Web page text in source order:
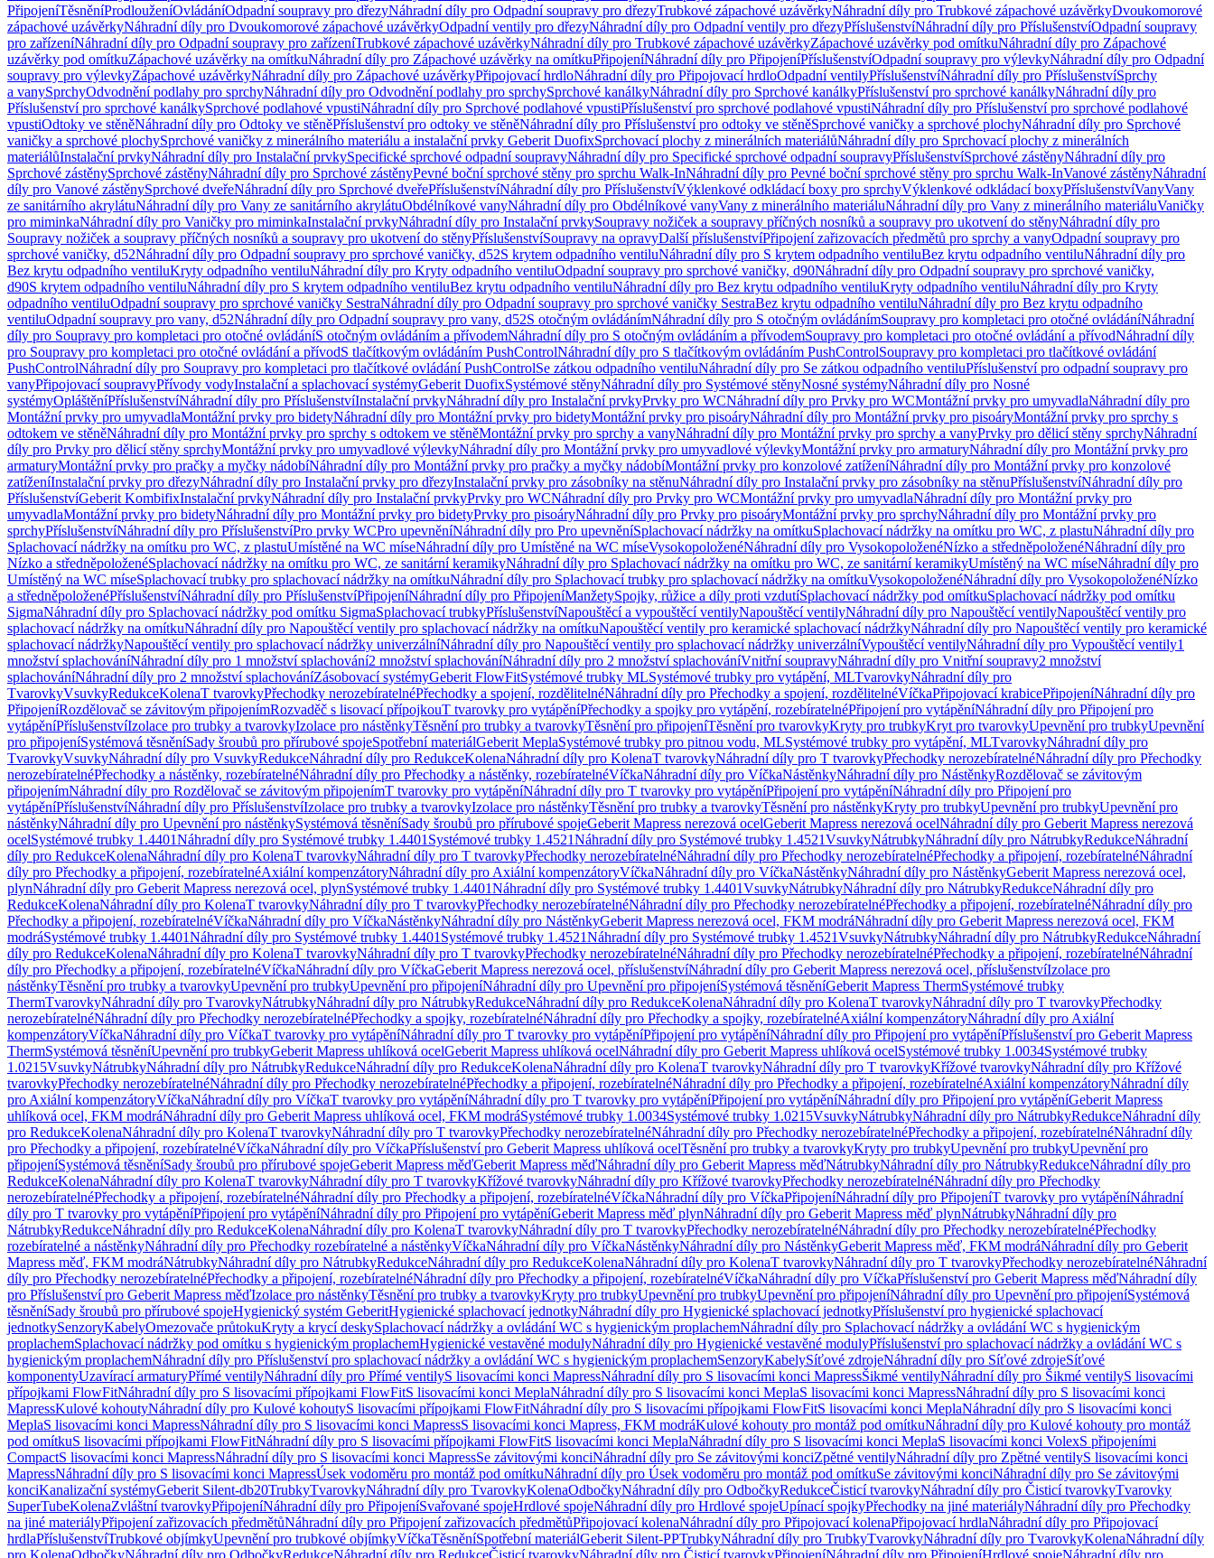
PřipojeníTěsněníProdlouženíOvládáníOdpadní soupravy pro dřezyNáhradní díly pro Odpadní soupravy pro dřezyTrubkové zápachové uzávěrkyNáhradní díly pro Trubkové zápachové uzávěrkyDvoukomorové
zápachové uzávěrkyNáhradní díly pro Dvoukomorové zápachové uzávěrkyOdpadní ventily pro dřezyNáhradní díly pro Odpadní ventily pro dřezyPříslušenstvíNáhradní díly pro PříslušenstvíOdpadní soupravy
pro zařízeníNáhradní díly pro Odpadní soupravy pro zařízeníTrubkové zápachové uzávěrkyNáhradní díly pro Trubkové zápachové uzávěrkyZápachové uzávěrky pod omítkuNáhradní díly pro Zápachové
uzávěrky pod omítkuZápachové uzávěrky na omítkuNáhradní díly pro Zápachové uzávěrky na omítkuPřipojeníNáhradní díly pro PřipojeníPříslušenstvíOdpadní soupravy pro výlevkyNáhradní díly pro Odpadní
soupravy pro výlevkyZápachové uzávěrkyNáhradní díly pro Zápachové uzávěrkyPřipojovací hrdloNáhradní díly pro Připojovací hrdloOdpadní ventilyPříslušenstvíNáhradní díly pro PříslušenstvíSprchy
a vanySprchyOdvodnění podlahy pro sprchyNáhradní díly pro Odvodnění podlahy pro sprchySprchové kanálkyNáhradní díly pro Sprchové kanálkyPříslušenství pro sprchové kanálkyNáhradní díly pro
Příslušenství pro sprchové kanálkySprchové podlahové vpustiNáhradní díly pro Sprchové podlahové vpustiPříslušenství pro sprchové podlahové vpustiNáhradní díly pro Příslušenství pro sprchové podlahové
vpustiOdtoky ve stěněNáhradní díly pro Odtoky ve stěněPříslušenství pro odtoky ve stěněNáhradní díly pro Příslušenství pro odtoky ve stěněSprchové vaničky a sprchové plochyNáhradní díly pro Sprchové
vaničky a sprchové plochySprchové vaničky z minerálního materiálu a instalační prvky Geberit DuofixSprchovací plochy z minerálních materiálůNáhradní díly pro Sprchovací plochy z minerálních
materiálůInstalační prvkyNáhradní díly pro Instalační prvkySpecifické sprchové odpadní soupravyNáhradní díly pro Specifické sprchové odpadní soupravyPříslušenstvíSprchové zástěnyNáhradní díly pro
Sprchové zástěnySprchové zástěnyNáhradní díly pro Sprchové zástěnyPevné boční sprchové stěny pro sprchu Walk-InNáhradní díly pro Pevné boční sprchové stěny pro sprchu Walk-InVanové zástěnyNáhradní
díly pro Vanové zástěnySprchové dveřeNáhradní díly pro Sprchové dveřePříslušenstvíNáhradní díly pro PříslušenstvíVýklenkové odkládací boxy pro sprchyVýklenkové odkládací boxyPříslušenstvíVanyVany
ze sanitárního akrylátuNáhradní díly pro Vany ze sanitárního akrylátuObdélníkové vanyNáhradní díly pro Obdélníkové vanyVany z minerálního materiáluNáhradní díly pro Vany z minerálního materiáluVaničky
pro miminkaNáhradní díly pro Vaničky pro miminkaInstalační prvkyNáhradní díly pro Instalační prvkySoupravy nožiček a soupravy příčných nosníků a soupravy pro ukotvení do stěnyNáhradní díly pro
Soupravy nožiček a soupravy příčných nosníků a soupravy pro ukotvení do stěnyPříslušenstvíSoupravy na opravyDalší příslušenstvíPřipojení zařizovacích předmětů pro sprchy a vanyOdpadní soupravy pro
sprchové vaničky, d52Náhradní díly pro Odpadní soupravy pro sprchové vaničky, d52S krytem odpadního ventiluNáhradní díly pro S krytem odpadního ventiluBez krytu odpadního ventiluNáhradní díly pro
Bez krytu odpadního ventiluKryty odpadního ventiluNáhradní díly pro Kryty odpadního ventiluOdpadní soupravy pro sprchové vaničky, d90Náhradní díly pro Odpadní soupravy pro sprchové vaničky,
d90S krytem odpadního ventiluNáhradní díly pro S krytem odpadního ventiluBez krytu odpadního ventiluNáhradní díly pro Bez krytu odpadního ventiluKryty odpadního ventiluNáhradní díly pro Kryty
odpadního ventiluOdpadní soupravy pro sprchové vaničky SestraNáhradní díly pro Odpadní soupravy pro sprchové vaničky SestraBez krytu odpadního ventiluNáhradní díly pro Bez krytu odpadního
ventiluOdpadní soupravy pro vany, d52Náhradní díly pro Odpadní soupravy pro vany, d52S otočným ovládánímNáhradní díly pro S otočným ovládánímSoupravy pro kompletaci pro otočné ovládáníNáhradní
díly pro Soupravy pro kompletaci pro otočné ovládáníS otočným ovládáním a přívodemNáhradní díly pro S otočným ovládáním a přívodemSoupravy pro kompletaci pro otočné ovládání a přívodNáhradní díly
pro Soupravy pro kompletaci pro otočné ovládání a přívodS tlačítkovým ovládáním PushControlNáhradní díly pro S tlačítkovým ovládáním PushControlSoupravy pro kompletaci pro tlačítkové ovládání
PushControlNáhradní díly pro Soupravy pro kompletaci pro tlačítkové ovládání PushControlSe zátkou odpadního ventiluNáhradní díly pro Se zátkou odpadního ventiluPříslušenství pro odpadní soupravy pro
vanyPřipojovací soupravyPřívody vodyInstalační a splachovací systémyGeberit DuofixSystémové stěnyNáhradní díly pro Systémové stěnyNosné systémyNáhradní díly pro Nosné
systémyOpláštěníPříslušenstvíNáhradní díly pro PříslušenstvíInstalační prvkyNáhradní díly pro Instalační prvkyPrvky pro WCNáhradní díly pro Prvky pro WCMontážní prvky pro umyvadlaNáhradní díly pro
Montážní prvky pro umyvadlaMontážní prvky pro bidetyNáhradní díly pro Montážní prvky pro bidetyMontážní prvky pro pisoáryNáhradní díly pro Montážní prvky pro pisoáryMontážní prvky pro sprchy s
odtokem ve stěněNáhradní díly pro Montážní prvky pro sprchy s odtokem ve stěněMontážní prvky pro sprchy a vanyNáhradní díly pro Montážní prvky pro sprchy a vanyPrvky pro dělicí stěny sprchyNáhradní
díly pro Prvky pro dělicí stěny sprchyMontážní prvky pro umyvadlové výlevkyNáhradní díly pro Montážní prvky pro umyvadlové výlevkyMontážní prvky pro armaturyNáhradní díly pro Montážní prvky pro
armaturyMontážní prvky pro pračky a myčky nádobíNáhradní díly pro Montážní prvky pro pračky a myčky nádobíMontážní prvky pro konzolové zatíženíNáhradní díly pro Montážní prvky pro konzolové
zatíženíInstalační prvky pro dřezyNáhradní díly pro Instalační prvky pro dřezyInstalační prvky pro zásobníky na stěnuNáhradní díly pro Instalační prvky pro zásobníky na stěnuPříslušenstvíNáhradní díly pro
PříslušenstvíGeberit KombifixInstalační prvkyNáhradní díly pro Instalační prvkyPrvky pro WCNáhradní díly pro Prvky pro WCMontážní prvky pro umyvadlaNáhradní díly pro Montážní prvky pro
umyvadlaMontážní prvky pro bidetyNáhradní díly pro Montážní prvky pro bidetyPrvky pro pisoáryNáhradní díly pro Prvky pro pisoáryMontážní prvky pro sprchyNáhradní díly pro Montážní prvky pro
sprchyPříslušenstvíNáhradní díly pro PříslušenstvíPro prvky WCPro upevněníNáhradní díly pro Pro upevněníSplachovací nádržky na omítkuSplachovací nádržky na omítku pro WC, z plastuNáhradní díly pro
Splachovací nádržky na omítku pro WC, z plastuUmístěné na WC míseNáhradní díly pro Umístěné na WC míseVysokopoloženéNáhradní díly pro VysokopoloženéNízko a středněpoloženéNáhradní díly pro
Nízko a středněpoloženéSplachovací nádržky na omítku pro WC, ze sanitární keramikyNáhradní díly pro Splachovací nádržky na omítku pro WC, ze sanitární keramikyUmístěný na WC míseNáhradní díly pro
Umístěný na WC míseSplachovací trubky pro splachovací nádržky na omítkuNáhradní díly pro Splachovací trubky pro splachovací nádržky na omítkuVysokopoloženéNáhradní díly pro VysokopoloženéNízko
a středněpoloženéPříslušenstvíNáhradní díly pro PříslušenstvíPřipojeníNáhradní díly pro PřipojeníManžetySpojky, růžice a díly proti vzdutíSplachovací nádržky pod omítkuSplachovací nádržky pod omítku
SigmaNáhradní díly pro Splachovací nádržky pod omítku SigmaSplachovací trubkyPříslušenstvíNapouštěcí a vypouštěcí ventilyNapouštěcí ventilyNáhradní díly pro Napouštěcí ventilyNapouštěcí ventily pro
splachovací nádržky na omítkuNáhradní díly pro Napouštěcí ventily pro splachovací nádržky na omítkuNapouštěcí ventily pro keramické splachovací nádržkyNáhradní díly pro Napouštěcí ventily pro keramické
splachovací nádržkyNapouštěcí ventily pro splachovací nádržky univerzálníNáhradní díly pro Napouštěcí ventily pro splachovací nádržky univerzálníVypouštěcí ventilyNáhradní díly pro Vypouštěcí ventily1
množství splachováníNáhradní díly pro 1 množství splachování2 množství splachováníNáhradní díly pro 2 množství splachováníVnitřní soupravyNáhradní díly pro Vnitřní soupravy2 množství
splachováníNáhradní díly pro 2 množství splachováníZásobovací systémyGeberit FlowFitSystémové trubky MLSystémové trubky pro vytápění, MLTvarovkyNáhradní díly pro
TvarovkyVsuvkyRedukceKolenaT tvarovkyPřechodky nerozebíratelnéPřechodky a spojení, rozdělitelnéNáhradní díly pro Přechodky a spojení, rozdělitelnéVíčkaPřipojovací krabicePřipojeníNáhradní díly pro
PřipojeníRozdělovač se závitovým připojenímRozvaděč s lisovací přípojkouT tvarovky pro vytápěníPřechodky a spojky pro vytápění, rozebíratelnéPřipojení pro vytápěníNáhradní díly pro Připojení pro
vytápěníPříslušenstvíIzolace pro trubky a tvarovkyIzolace pro nástěnkyTěsnění pro trubky a tvarovkyTěsnění pro připojeníTěsnění pro tvarovkyKryty pro trubkyKryt pro tvarovkyUpevnění pro trubkyUpevnění
pro připojeníSystémová těsněníSady šroubů pro přírubové spojeSpotřební materiálGeberit MeplaSystémové trubky pro pitnou vodu, MLSystémové trubky pro vytápění, MLTvarovkyNáhradní díly pro
TvarovkyVsuvkyNáhradní díly pro VsuvkyRedukceNáhradní díly pro RedukceKolenaNáhradní díly pro KolenaT tvarovkyNáhradní díly pro T tvarovkyPřechodky nerozebíratelnéNáhradní díly pro Přechodky
nerozebíratelnéPřechodky a nástěnky, rozebíratelnéNáhradní díly pro Přechodky a nástěnky, rozebíratelnéVíčkaNáhradní díly pro VíčkaNástěnkyNáhradní díly pro NástěnkyRozdělovač se závitovým
připojenímNáhradní díly pro Rozdělovač se závitovým připojenímT tvarovky pro vytápěníNáhradní díly pro T tvarovky pro vytápěníPřipojení pro vytápěníNáhradní díly pro Připojení pro
vytápěníPříslušenstvíNáhradní díly pro PříslušenstvíIzolace pro trubky a tvarovkyIzolace pro nástěnkyTěsnění pro trubky a tvarovkyTěsnění pro nástěnkyKryty pro trubkyUpevnění pro trubkyUpevnění pro
nástěnkyNáhradní díly pro Upevnění pro nástěnkySystémová těsněníSady šroubů pro přírubové spojeGeberit Mapress nerezová ocelGeberit Mapress nerezová ocelNáhradní díly pro Geberit Mapress nerezová
ocelSystémové trubky 1.4401Náhradní díly pro Systémové trubky 1.4401 Systémové trubky 1.4521Náhradní díly pro Systémové trubky 1.4521VsuvkyNátrubkyNáhradní díly pro NátrubkyRedukceNáhradní
díly pro RedukceKolenaNáhradní díly pro KolenaT tvarovkyNáhradní díly pro T tvarovkyPřechodky nerozebíratelnéNáhradní díly pro Přechodky nerozebíratelnéPřechodky a připojení, rozebíratelnéNáhradní
díly pro Přechodky a připojení, rozebíratelnéAxiální kompenzátoryNáhradní díly pro Axiální kompenzátoryVíčkaNáhradní díly pro VíčkaNástěnkyNáhradní díly pro NástěnkyGeberit Mapress nerezová ocel,
plynNáhradní díly pro Geberit Mapress nerezová ocel, plynSystémové trubky 1.4401Náhradní díly pro Systémové trubky 1.4401VsuvkyNátrubkyNáhradní díly pro NátrubkyRedukceNáhradní díly pro
RedukceKolenaNáhradní díly pro KolenaT tvarovkyNáhradní díly pro T tvarovkyPřechodky nerozebíratelnéNáhradní díly pro Přechodky nerozebíratelnéPřechodky a připojení, rozebíratelnéNáhradní díly pro
Přechodky a připojení, rozebíratelnéVíčkaNáhradní díly pro VíčkaNástěnkyNáhradní díly pro NástěnkyGeberit Mapress nerezová ocel, FKM modráNáhradní díly pro Geberit Mapress nerezová ocel, FKM
modráSystémové trubky 1.4401Náhradní díly pro Systémové trubky 1.4401 Systémové trubky 1.4521Náhradní díly pro Systémové trubky 1.4521VsuvkyNátrubkyNáhradní díly pro NátrubkyRedukceNáhradní
díly pro RedukceKolenaNáhradní díly pro KolenaT tvarovkyNáhradní díly pro T tvarovkyPřechodky nerozebíratelnéNáhradní díly pro Přechodky nerozebíratelnéPřechodky a připojení, rozebíratelnéNáhradní
díly pro Přechodky a připojení, rozebíratelnéVíčkaNáhradní díly pro VíčkaGeberit Mapress nerezová ocel, příslušenstvíNáhradní díly pro Geberit Mapress nerezová ocel, příslušenstvíIzolace pro
nástěnkyTěsnění pro trubky a tvarovkyUpevnění pro trubkyUpevnění pro připojeníNáhradní díly pro Upevnění pro připojeníSystémová těsněníGeberit Mapress ThermSystémové trubky
ThermTvarovkyNáhradní díly pro TvarovkyNátrubkyNáhradní díly pro NátrubkyRedukceNáhradní díly pro RedukceKolenaNáhradní díly pro KolenaT tvarovkyNáhradní díly pro T tvarovkyPřechodky
nerozebíratelnéNáhradní díly pro Přechodky nerozebíratelnéPřechodky a spojky, rozebíratelnéNáhradní díly pro Přechodky a spojky, rozebíratelnéAxiální kompenzátoryNáhradní díly pro Axiální
kompenzátoryVíčkaNáhradní díly pro VíčkaT tvarovky pro vytápěníNáhradní díly pro T tvarovky pro vytápěníPřipojení pro vytápěníNáhradní díly pro Připojení pro vytápěníPříslušenství pro Geberit Mapress
ThermSystémová těsněníUpevnění pro trubkyGeberit Mapress uhlíková ocelGeberit Mapress uhlíková ocelNáhradní díly pro Geberit Mapress uhlíková ocelSystémové trubky 1.0034Systémové trubky
1.0215VsuvkyNátrubkyNáhradní díly pro NátrubkyRedukceNáhradní díly pro RedukceKolenaNáhradní díly pro KolenaT tvarovkyNáhradní díly pro T tvarovkyKřížové tvarovkyNáhradní díly pro Křížové
tvarovkyPřechodky nerozebíratelnéNáhradní díly pro Přechodky nerozebíratelnéPřechodky a připojení, rozebíratelnéNáhradní díly pro Přechodky a připojení, rozebíratelnéAxiální kompenzátoryNáhradní díly
pro Axiální kompenzátoryVíčkaNáhradní díly pro VíčkaT tvarovky pro vytápěníNáhradní díly pro T tvarovky pro vytápěníPřipojení pro vytápěníNáhradní díly pro Připojení pro vytápěníGeberit Mapress
uhlíková ocel, FKM modráNáhradní díly pro Geberit Mapress uhlíková ocel, FKM modráSystémové trubky 1.0034Systémové trubky 1.0215VsuvkyNátrubkyNáhradní díly pro NátrubkyRedukceNáhradní díly
pro RedukceKolenaNáhradní díly pro KolenaT tvarovkyNáhradní díly pro T tvarovkyPřechodky nerozebíratelnéNáhradní díly pro Přechodky nerozebíratelnéPřechodky a připojení, rozebíratelnéNáhradní díly
pro Přechodky a připojení, rozebíratelnéVíčkaNáhradní díly pro VíčkaPříslušenství pro Geberit Mapress uhlíková ocelTěsnění pro trubky a tvarovkyKryty pro trubkyUpevnění pro trubkyUpevnění pro
připojeníSystémová těsněníSady šroubů pro přírubové spojeGeberit Mapress měďGeberit Mapress měďNáhradní díly pro Geberit Mapress měďNátrubkyNáhradní díly pro NátrubkyRedukceNáhradní díly pro
RedukceKolenaNáhradní díly pro KolenaT tvarovkyNáhradní díly pro T tvarovkyKřížové tvarovkyNáhradní díly pro Křížové tvarovkyPřechodky nerozebíratelnéNáhradní díly pro Přechodky
nerozebíratelnéPřechodky a připojení, rozebíratelnéNáhradní díly pro Přechodky a připojení, rozebíratelnéVíčkaNáhradní díly pro VíčkaPřipojeníNáhradní díly pro PřipojeníT tvarovky pro vytápěníNáhradní
díly pro T tvarovky pro vytápěníPřipojení pro vytápěníNáhradní díly pro Připojení pro vytápěníGeberit Mapress měď plynNáhradní díly pro Geberit Mapress měď plynNátrubkyNáhradní díly pro
NátrubkyRedukceNáhradní díly pro RedukceKolenaNáhradní díly pro KolenaT tvarovkyNáhradní díly pro T tvarovkyPřechodky nerozebíratelnéNáhradní díly pro Přechodky nerozebíratelnéPřechodky
rozebíratelné a nástěnkyNáhradní díly pro Přechodky rozebíratelné a nástěnkyVíčkaNáhradní díly pro VíčkaNástěnkyNáhradní díly pro NástěnkyGeberit Mapress měď, FKM modráNáhradní díly pro Geberit
Mapress měď, FKM modráNátrubkyNáhradní díly pro NátrubkyRedukceNáhradní díly pro RedukceKolenaNáhradní díly pro KolenaT tvarovkyNáhradní díly pro T tvarovkyPřechodky nerozebíratelnéNáhradní
díly pro Přechodky nerozebíratelnéPřechodky a připojení, rozebíratelnéNáhradní díly pro Přechodky a připojení, rozebíratelnéVíčkaNáhradní díly pro VíčkaPříslušenství pro Geberit Mapress měďNáhradní díly
pro Příslušenství pro Geberit Mapress měďIzolace pro nástěnkyTěsnění pro trubky a tvarovkyKryty pro trubkyUpevnění pro trubkyUpevnění pro připojeníNáhradní díly pro Upevnění pro připojeníSystémová
těsněníSady šroubů pro přírubové spojeHygienický systém GeberitHygienické splachovací jednotkyNáhradní díly pro Hygienické splachovací jednotkyPříslušenství pro hygienické splachovací
jednotkySenzoryKabelyOmezovače průtokuKryty a krycí deskySplachovací nádržky a ovládání WC s hygienickým proplachemNáhradní díly pro Splachovací nádržky a ovládání WC s hygienickým
proplachemSplachovací nádržky pod omítku s hygienickým proplachemHygienické vestavěné modulyNáhradní díly pro Hygienické vestavěné modulyPříslušenství pro splachovací nádržky a ovládání WC s
hygienickým proplachemNáhradní díly pro Příslušenství pro splachovací nádržky a ovládání WC s hygienickým proplachemSenzoryKabelySíťové zdrojeNáhradní díly pro Síťové zdrojeSíťové
komponentyUzavírací armaturyPřímé ventilyNáhradní díly pro Přímé ventilyS lisovacími konci MapressNáhradní díly pro S lisovacími konci MapressŠikmé ventilyNáhradní díly pro Šikmé ventilyS lisovacími
přípojkami FlowFitNáhradní díly pro S lisovacími přípojkami FlowFitS lisovacími konci MeplaNáhradní díly pro S lisovacími konci MeplaS lisovacími konci MapressNáhradní díly pro S lisovacími konci
MapressKulové kohoutyNáhradní díly pro Kulové kohoutyS lisovacími přípojkami FlowFitNáhradní díly pro S lisovacími přípojkami FlowFitS lisovacími konci MeplaNáhradní díly pro S lisovacími konci
MeplaS lisovacími konci MapressNáhradní díly pro S lisovacími konci MapressS lisovacími konci Mapress, FKM modráKulové kohouty pro montáž pod omítkuNáhradní díly pro Kulové kohouty pro montáž
pod omítkuS lisovacími přípojkami FlowFitNáhradní díly pro S lisovacími přípojkami FlowFitS lisovacími konci MeplaNáhradní díly pro S lisovacími konci MeplaS lisovacími konci VolexS připojeními
CompactS lisovacími konci MapressNáhradní díly pro S lisovacími konci MapressSe závitovými konciNáhradní díly pro Se závitovými konciZpětné ventilyNáhradní díly pro Zpětné ventilyS lisovacími konci
MapressNáhradní díly pro S lisovacími konci MapressÚsek vodoměru pro montáž pod omítkuNáhradní díly pro Úsek vodoměru pro montáž pod omítkuSe závitovými konciNáhradní díly pro Se závitovými
konciKanalizační systémyGeberit Silent-db20TrubkyTvarovkyNáhradní díly pro TvarovkyKolenaOdbočkyNáhradní díly pro OdbočkyRedukceČisticí tvarovkyNáhradní díly pro Čisticí tvarovkyTvarovky
SuperTubeKolenaZvláštní tvarovkyPřipojeníNáhradní díly pro PřipojeníSvařované spojeHrdlové spojeNáhradní díly pro Hrdlové spojeUpínací spojkyPřechodky na jiné materiályNáhradní díly pro Přechodky
na jiné materiályPřipojení zařizovacích předmětůNáhradní díly pro Připojení zařizovacích předmětůPřipojovací kolenaNáhradní díly pro Připojovací kolenaPřipojovací hrdlaNáhradní díly pro Připojovací
hrdlaPříslušenstvíTrubkové objímkyUpevnění pro trubkové objímkyVíčkaTěsněníSpotřební materiálGeberit Silent-PPTrubkyNáhradní díly pro TrubkyTvarovkyNáhradní díly pro TvarovkyKolenaNáhradní díly
pro KolenaOdbočkyNáhradní díly pro OdbočkyRedukceNáhradní díly pro RedukceČisticí tvarovkyNáhradní díly pro Čisticí tvarovkyPřipojeníNáhradní díly pro PřipojeníHrdlové spojeNáhradní díly pro